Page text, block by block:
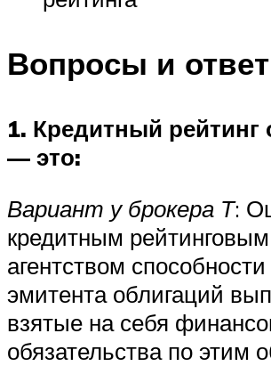
Вопросы и
1. Кредитный рейтинг
— это:
Вариант у брокера Т:
кредитным рейтинговым
агентством
эмитента облигаций
взятые на себя
обязательства по этим